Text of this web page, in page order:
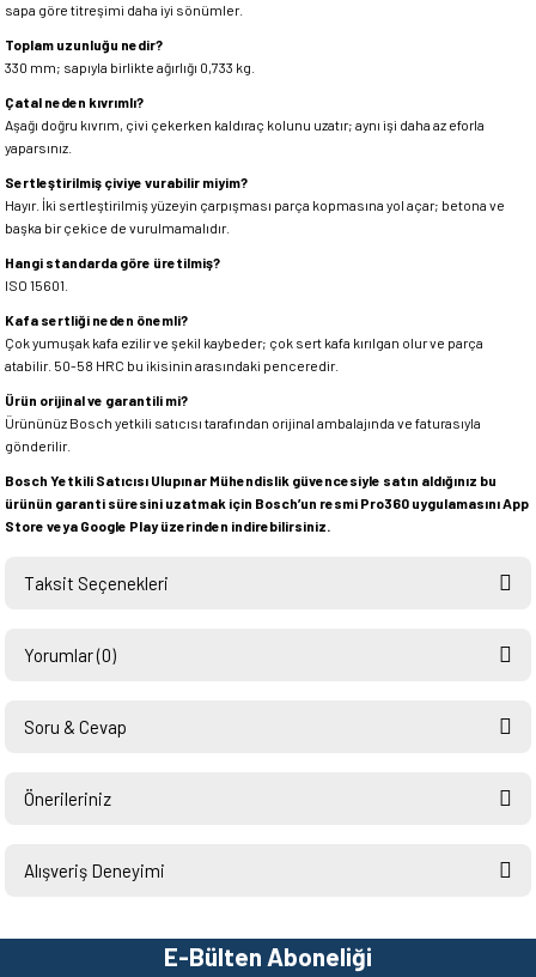
sapa göre titreşimi daha iyi sönümler.
Toplam uzunluğu nedir?
330 mm; sapıyla birlikte ağırlığı 0,733 kg.
Çatal neden kıvrımlı?
Aşağı doğru kıvrım, çivi çekerken kaldıraç kolunu uzatır; aynı işi daha az eforla
yaparsınız.
Sertleştirilmiş çiviye vurabilir miyim?
Hayır. İki sertleştirilmiş yüzeyin çarpışması parça kopmasına yol açar; betona ve
başka bir çekice de vurulmamalıdır.
Hangi standarda göre üretilmiş?
ISO 15601.
Kafa sertliği neden önemli?
Çok yumuşak kafa ezilir ve şekil kaybeder; çok sert kafa kırılgan olur ve parça
atabilir. 50-58 HRC bu ikisinin arasındaki penceredir.
Ürün orijinal ve garantili mi?
Ürününüz Bosch yetkili satıcısı tarafından orijinal ambalajında ve faturasıyla
gönderilir.
Bosch Yetkili Satıcısı Ulupınar Mühendislik güvencesiyle satın aldığınız bu
ürünün garanti süresini uzatmak için Bosch’un resmi Pro360 uygulamasını App
Store veya Google Play üzerinden indirebilirsiniz.
Taksit Seçenekleri
Yorumlar (0)
Soru & Cevap
Önerileriniz
yetersiz gördüğünüz noktaları öneri formunu kullanarak tarafımıza
Alışveriş Deneyimi
Teşekkürler.
E-Bülten Aboneliği